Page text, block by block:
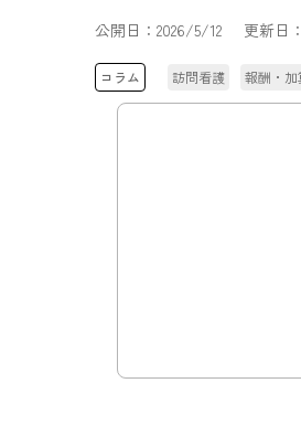
公開日： 2026/5/12 更新日：
コラム 訪問看護 報酬・加